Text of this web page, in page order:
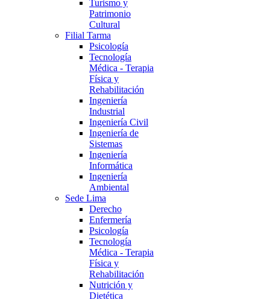
Turismo y
Patrimonio
Cultural
Filial Tarma
Psicología
Tecnología
Médica - Terapia
Física y
Rehabilitación
Ingeniería
Industrial
Ingeniería Civil
Ingeniería de
Sistemas
Ingeniería
Informática
Ingeniería
Ambiental
Sede Lima
Derecho
Enfermería
Psicología
Tecnología
Médica - Terapia
Física y
Rehabilitación
Nutrición y
Dietética